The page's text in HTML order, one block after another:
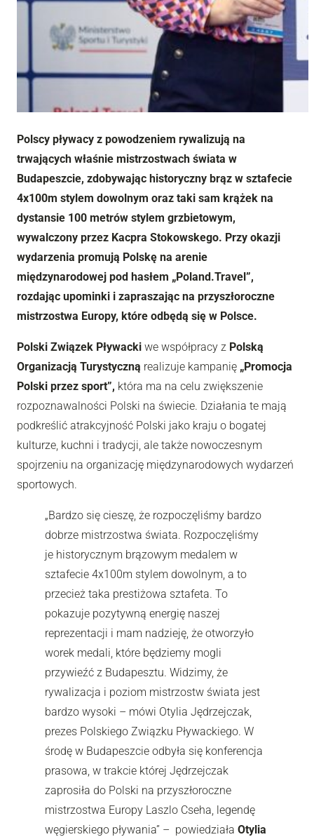
Polscy pływacy z powodzeniem rywalizują na
trwających właśnie mistrzostwach świata w
Budapeszcie, zdobywając historyczny brąz w sztafecie
4x100m stylem dowolnym oraz taki sam krążek na
dystansie 100 metrów stylem grzbietowym,
wywalczony przez Kacpra Stokowskego. Przy okazji
wydarzenia promują Polskę na arenie
międzynarodowej pod hasłem „Poland.Travel”,
rozdając upominki i zapraszając na przyszłoroczne
mistrzostwa Europy, które odbędą się w Polsce.
Polski Związek Pływacki we współpracy z Polską
Organizacją Turystyczną realizuje kampanię „Promocja
Polski przez sport”, która ma na celu zwiększenie
rozpoznawalności Polski na świecie. Działania te mają
podkreślić atrakcyjność Polski jako kraju o bogatej
kulturze, kuchni i tradycji, ale także nowoczesnym
spojrzeniu na organizację międzynarodowych wydarzeń
sportowych.
„Bardzo się cieszę, że rozpoczęliśmy bardzo
dobrze mistrzostwa świata. Rozpoczęliśmy
je historycznym brązowym medalem w
sztafecie 4x100m stylem dowolnym, a to
przecież taka prestiżowa sztafeta. To
pokazuje pozytywną energię naszej
reprezentacji i mam nadzieję, że otworzyło
worek medali, które będziemy mogli
przywieźć z Budapesztu. Widzimy, że
rywalizacja i poziom mistrzostw świata jest
bardzo wysoki – mówi Otylia Jędrzejczak,
prezes Polskiego Związku Pływackiego. W
środę w Budapeszcie odbyła się konferencja
prasowa, w trakcie której Jędrzejczak
zaprosiła do Polski na przyszłoroczne
mistrzostwa Europy Laszlo Cseha, legendę
węgierskiego pływania” – powiedziała Otylia